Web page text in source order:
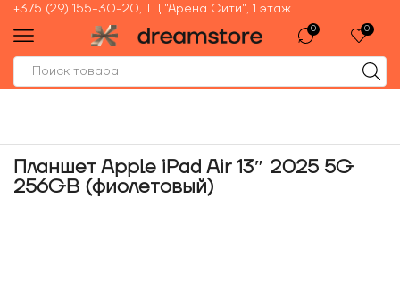
+375 (29) 155-30-20, ТЦ "Арена Сити", 1 этаж
0 0
Планшет Apple iPad Air 13″ 2025 5G
256GB (фиолетовый)